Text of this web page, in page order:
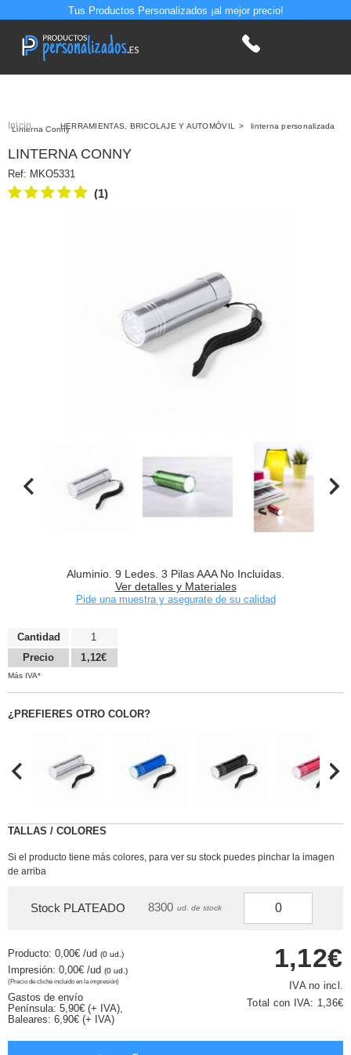
Tus Productos Personalizados ¡al mejor precio!
Inicio > HERRAMIENTAS, BRICOLAJE Y AUTOMÓVIL > linterna personalizada
Linterna Conny
LINTERNA CONNY
Ref: MKO5331
(1)
Aluminio. 9 Ledes. 3 Pilas AAA No Incluidas.
Ver detalles y Materiales
Pide una muestra y asegurate de su calidad
Cantidad
Precio
1
1,12€
Más IVA*
¿PREFIERES OTRO COLOR?
TALLAS / COLORES
Si el producto tiene más colores, para ver su stock puedes pinchar la imagen
de arriba
Stock PLATEADO 8300 ud. de stock
Producto: 0,00€ /ud (0 ud.)
Impresión: 0,00€ /ud (0 ud.)
(Precio de cliché incluido en la impresión)
Gastos de envío
Península: 5,90€ (+ IVA),
Baleares: 6,90€ (+ IVA)
1,12€
IVA no incl.
Total con IVA: 1,36€